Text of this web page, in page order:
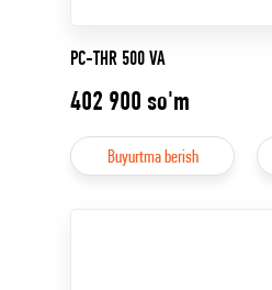
PC-THR 500 VA
402 900 so'm
Buyurtma berish